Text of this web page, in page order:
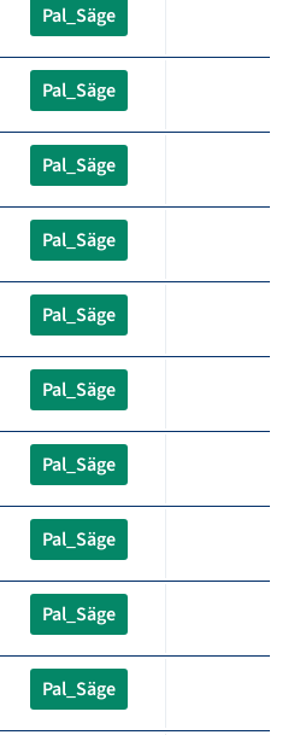
Pal_Säge
Pal_Säge
Pal_Säge
Pal_Säge
Pal_Säge
Pal_Säge
Pal_Säge
Pal_Säge
Pal_Säge
Pal_Säge